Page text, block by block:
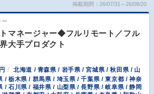
掲載期間：26/07/31～26/08/20
ー
マネージャー◆フルリモート／フル
大手プロダクト
北海道 / 青森県 / 岩手県 / 宮城県 / 秋田県 / 山
/ 栃木県 / 群馬県 / 埼玉県 / 千葉県 / 東京都 / 神奈
/ 石川県 / 福井県 / 山梨県 / 長野県 / 岐阜県 / 静岡